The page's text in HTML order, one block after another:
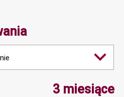
wartość 3,
3 miesiące